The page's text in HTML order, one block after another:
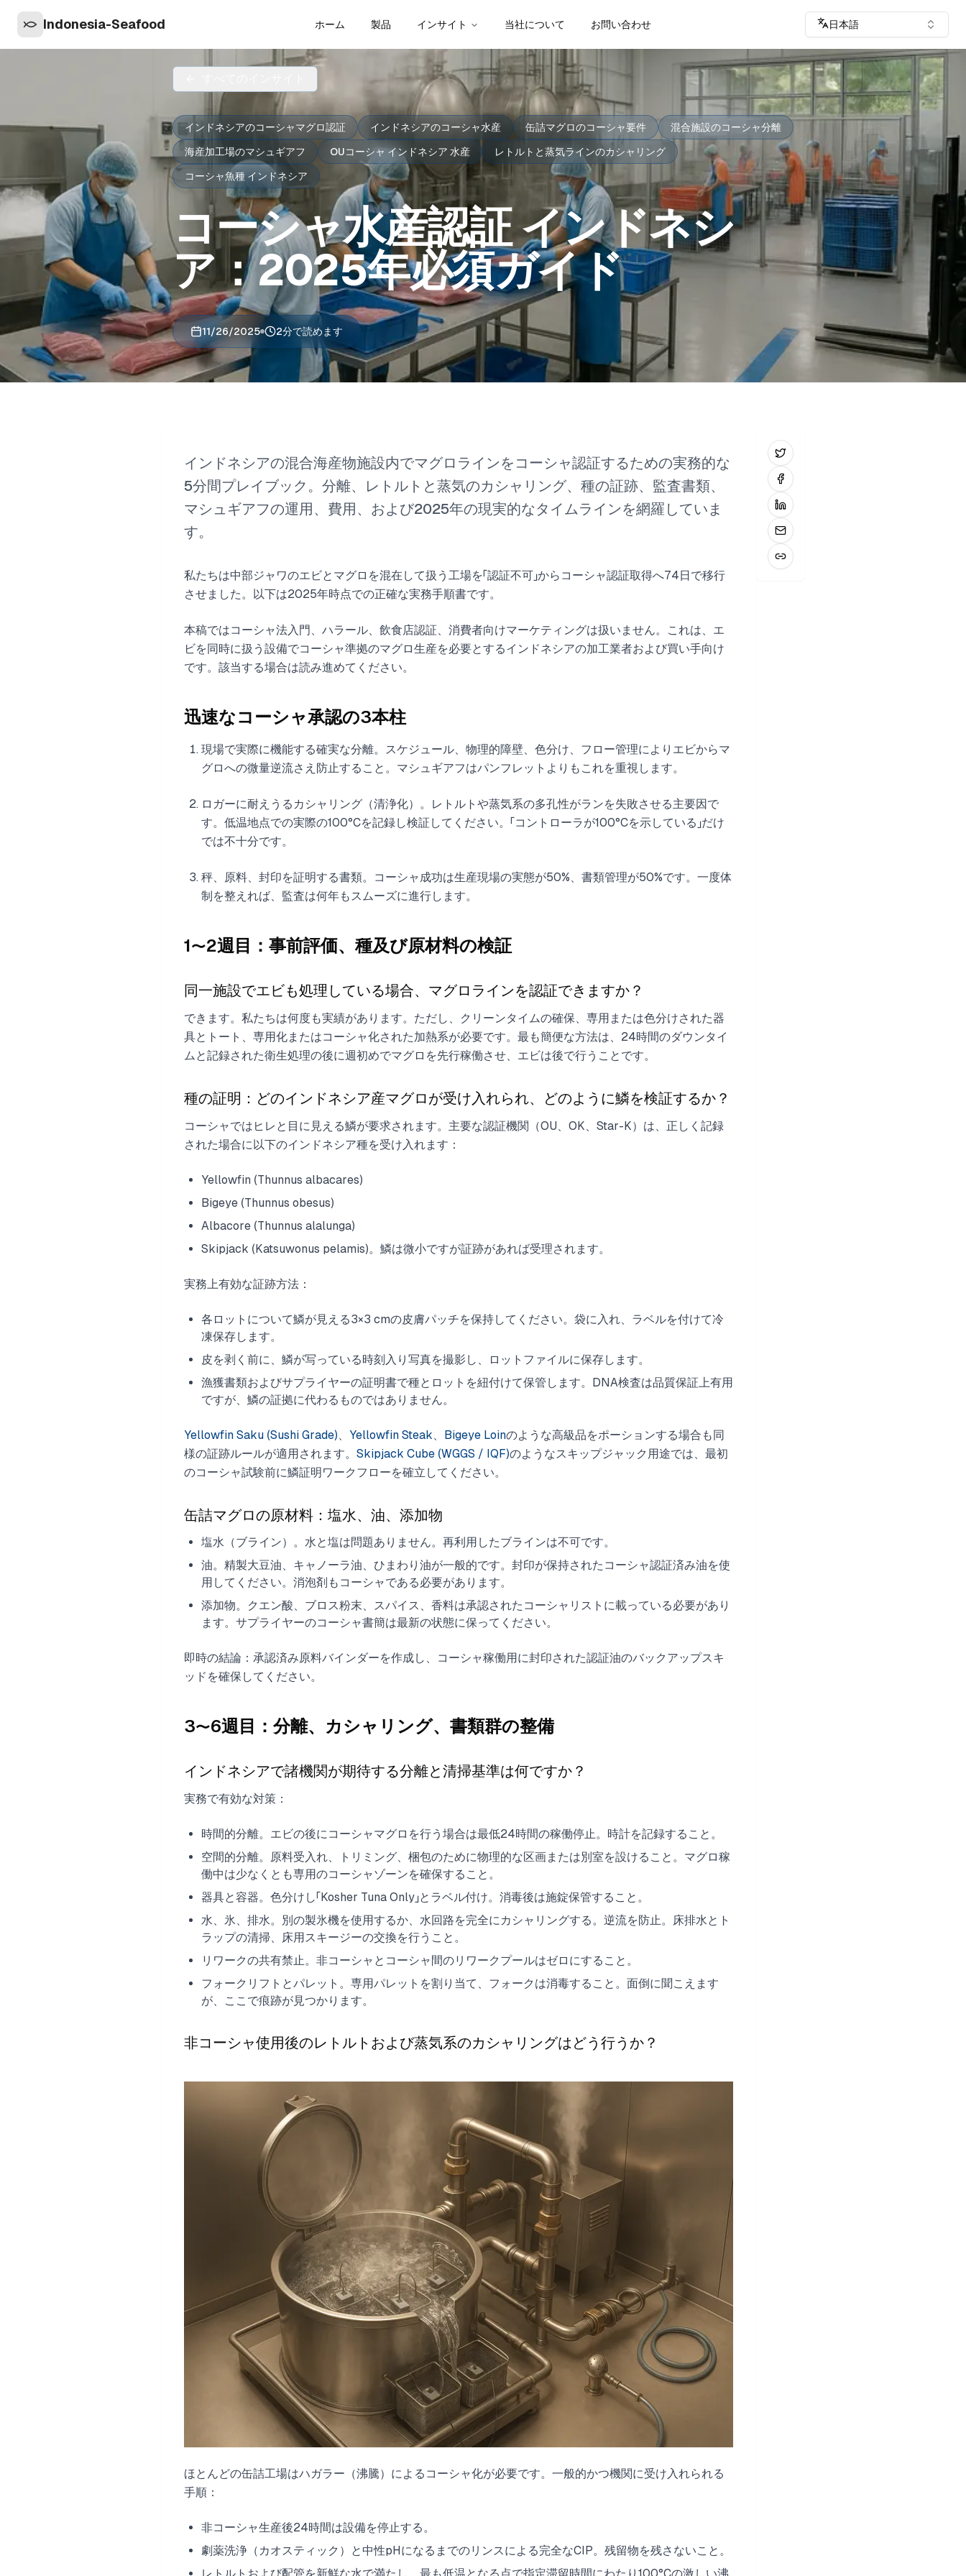
Indonesia-Seafood ホーム 製品 インサイト 当社について お問い合わせ 日本語
インドネシアのコーシャマグロ認証 インドネシアのコーシャ水産 缶詰マグロのコーシャ要件 混合施設のコーシャ分離
海産加工場のマシュギアフ OUコーシャ インドネシア 水産 レトルトと蒸気ラインのカシャリング
コーシャ魚種 インドネシア
コーシャ水産認証 インドネシ
ア：2025年必須ガイド
11/26/2025 2分で読めます
インドネシアの混合海産物施設内でマグロラインをコーシャ認証するための実務的な
5分間プレイブック。分離、レトルトと蒸気のカシャリング、種の証跡、監査書類、
マシュギアフの運用、費用、および2025年の現実的なタイムラインを網羅していま
す。
私たちは中部ジャワのエビとマグロを混在して扱う工場を「認証不可」からコーシャ認証取得へ74日で移行
させました。以下は2025年時点での正確な実務手順書です。
本稿ではコーシャ法入門、ハラール、飲食店認証、消費者向けマーケティングは扱いません。これは、エ
ビを同時に扱う設備でコーシャ準拠のマグロ生産を必要とするインドネシアの加工業者および買い手向け
です。該当する場合は読み進めてください。
迅速なコーシャ承認の3本柱
現場で実際に機能する確実な分離。スケジュール、物理的障壁、色分け、フロー管理によりエビからマ
グロへの微量逆流さえ防止すること。マシュギアフはパンフレットよりもこれを重視します。
ロガーに耐えうるカシャリング（清浄化）。レトルトや蒸気系の多孔性がランを失敗させる主要因で
す。低温地点での実際の100°Cを記録し検証してください。「コントローラが100°Cを示している」だけ
では不十分です。
秤、原料、封印を証明する書類。コーシャ成功は生産現場の実態が50%、書類管理が50%です。一度体
制を整えれば、監査は何年もスムーズに進行します。
1〜2週目：事前評価、種及び原材料の検証
同一施設でエビも処理している場合、マグロラインを認証できますか？
できます。私たちは何度も実績があります。ただし、クリーンタイムの確保、専用または色分けされた器
具とトート、専用化またはコーシャ化された加熱系が必要です。最も簡便な方法は、24時間のダウンタイ
ムと記録された衛生処理の後に週初めでマグロを先行稼働させ、エビは後で行うことです。
種の証明：どのインドネシア産マグロが受け入れられ、どのように鱗を検証するか？
コーシャではヒレと目に見える鱗が要求されます。主要な認証機関（OU、OK、Star-K）は、正しく記録
された場合に以下のインドネシア種を受け入れます：
Yellowfin (Thunnus albacares)
Bigeye (Thunnus obesus)
Albacore (Thunnus alalunga)
Skipjack (Katsuwonus pelamis)。鱗は微小ですが証跡があれば受理されます。
実務上有効な証跡方法：
各ロットについて鱗が見える3×3 cmの皮膚パッチを保持してください。袋に入れ、ラベルを付けて冷
凍保存します。
皮を剥く前に、鱗が写っている時刻入り写真を撮影し、ロットファイルに保存します。
漁獲書類およびサプライヤーの証明書で種とロットを紐付けて保管します。DNA検査は品質保証上有用
ですが、鱗の証拠に代わるものではありません。
Yellowfin Saku (Sushi Grade)、 Yellowfin Steak、 Bigeye Loinのような高級品をポーションする場合も同
様の証跡ルールが適用されます。 Skipjack Cube (WGGS / IQF)のようなスキップジャック用途では、最初
のコーシャ試験前に鱗証明ワークフローを確立してください。
缶詰マグロの原材料：塩水、油、添加物
塩水（ブライン）。水と塩は問題ありません。再利用したブラインは不可です。
油。精製大豆油、キャノーラ油、ひまわり油が一般的です。封印が保持されたコーシャ認証済み油を使
用してください。消泡剤もコーシャである必要があります。
添加物。クエン酸、ブロス粉末、スパイス、香料は承認されたコーシャリストに載っている必要があり
ます。サプライヤーのコーシャ書簡は最新の状態に保ってください。
即時の結論：承認済み原料バインダーを作成し、コーシャ稼働用に封印された認証油のバックアップスキ
ッドを確保してください。
3〜6週目：分離、カシャリング、書類群の整備
インドネシアで諸機関が期待する分離と清掃基準は何ですか？
実務で有効な対策：
時間的分離。エビの後にコーシャマグロを行う場合は最低24時間の稼働停止。時計を記録すること。
空間的分離。原料受入れ、トリミング、梱包のために物理的な区画または別室を設けること。マグロ稼
働中は少なくとも専用のコーシャゾーンを確保すること。
器具と容器。色分けし「Kosher Tuna Only」とラベル付け。消毒後は施錠保管すること。
水、氷、排水。別の製氷機を使用するか、水回路を完全にカシャリングする。逆流を防止。床排水とト
ラップの清掃、床用スキージーの交換を行うこと。
リワークの共有禁止。非コーシャとコーシャ間のリワークプールはゼロにすること。
フォークリフトとパレット。専用パレットを割り当て、フォークは消毒すること。面倒に聞こえます
が、ここで痕跡が見つかります。
非コーシャ使用後のレトルトおよび蒸気系のカシャリングはどう行うか？
ほとんどの缶詰工場はハガラー（沸騰）によるコーシャ化が必要です。一般的かつ機関に受け入れられる
手順：
非コーシャ生産後24時間は設備を停止する。
劇薬洗浄（カオスティック）と中性pHになるまでのリンスによる完全なCIP。残留物を残さないこと。